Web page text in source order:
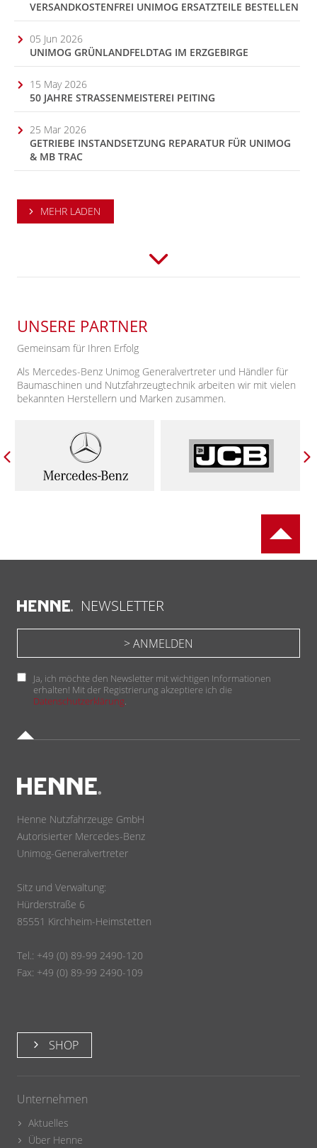
VERSANDKOSTENFREI UNIMOG ERSATZTEILE BESTELLEN
05 Jun 2026
UNIMOG GRÜNLANDFELDTAG IM ERZGEBIRGE
15 May 2026
50 JAHRE STRASSENMEISTEREI PEITING
25 Mar 2026
GETRIEBE INSTANDSETZUNG REPARATUR FÜR UNIMOG
& MB TRAC
MEHR LADEN
UNSERE PARTNER
Gemeinsam für Ihren Erfolg
Als Mercedes-Benz Unimog Generalvertreter und Händler für
Baumaschinen und Nutzfahrzeugtechnik arbeiten wir mit vielen
bekannten Herstellern und Marken zusammen.
NEWSLETTER
Ja, ich möchte den Newsletter mit wichtigen Informationen
erhalten! Mit der Registrierung akzeptiere ich die
Datenschutzerklärung.
Henne Nutzfahrzeuge GmbH
Autorisierter Mercedes-Benz
Unimog-Generalvertreter
Sitz und Verwaltung:
Hürderstraße 6
85551 Kirchheim-Heimstetten
Tel.: +49 (0) 89-99 2490-120
Fax: +49 (0) 89-99 2490-109
SHOP
Unternehmen
Aktuelles
Über Henne